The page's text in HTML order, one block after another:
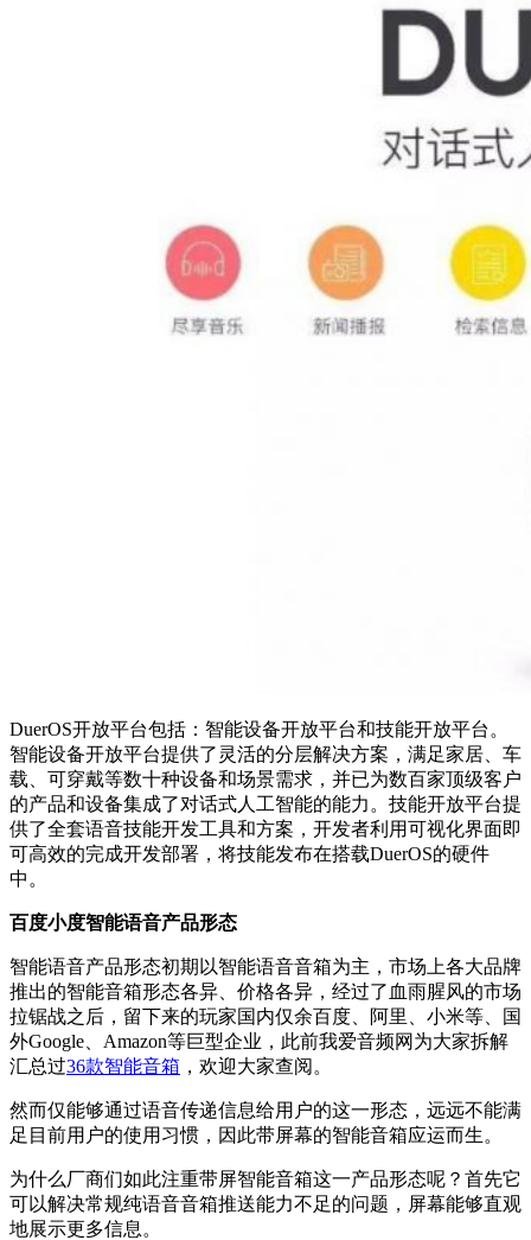
DuerOS开放平台包括：智能设备开放平台和技能开放平台。
智能设备开放平台提供了灵活的分层解决方案，满足家居、车
载、可穿戴等数十种设备和场景需求，并已为数百家顶级客户
的产品和设备集成了对话式人工智能的能力。技能开放平台提
供了全套语音技能开发工具和方案，开发者利用可视化界面即
可高效的完成开发部署，将技能发布在搭载DuerOS的硬件
中。
百度小度智能语音产品形态
智能语音产品形态初期以智能语音音箱为主，市场上各大品牌
推出的智能音箱形态各异、价格各异，经过了血雨腥风的市场
拉锯战之后，留下来的玩家国内仅余百度、阿里、小米等、国
外Google、Amazon等巨型企业，此前我爱音频网为大家拆解
汇总过36款智能音箱 ，欢迎大家查阅。
然而仅能够通过语音传递信息给用户的这一形态，远远不能满
足目前用户的使用习惯，因此带屏幕的智能音箱应运而生。
为什么厂商们如此注重带屏智能音箱这一产品形态呢？首先它
可以解决常规纯语音音箱推送能力不足的问题，屏幕能够直观
地展示更多信息。